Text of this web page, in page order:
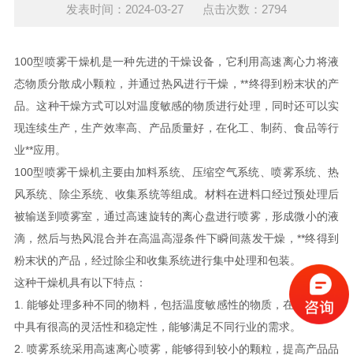
发表时间：2024-03-27 点击次数：2794
100型喷雾干燥机是一种先进的干燥设备，它利用高速离心力将液
态物质分散成小颗粒，并通过热风进行干燥，**终得到粉末状的产
品。这种干燥方式可以对温度敏感的物质进行处理，同时还可以实
现连续生产，生产效率高、产品质量好，在化工、制药、食品等行
业**应用。
100型喷雾干燥机主要由加料系统、压缩空气系统、喷雾系统、热
风系统、除尘系统、收集系统等组成。材料在进料口经过预处理后
被输送到喷雾室，通过高速旋转的离心盘进行喷雾，形成微小的液
滴，然后与热风混合并在高温高湿条件下瞬间蒸发干燥，**终得到
粉末状的产品，经过除尘和收集系统进行集中处理和包装。
这种干燥机具有以下特点：
1. 能够处理多种不同的物料，包括温度敏感性的物质，在生产过程
中具有很高的灵活性和稳定性，能够满足不同行业的需求。
2. 喷雾系统采用高速离心喷雾，能够得到较小的颗粒，提高产品品